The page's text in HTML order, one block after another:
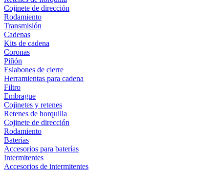
Cojinete de dirección
Rodamiento
Transmisión
Cadenas
Kits de cadena
Coronas
Piñón
Eslabones de cierre
Herramientas para cadena
Filtro
Embrague
Cojinetes y retenes
Retenes de horquilla
Cojinete de dirección
Rodamiento
Baterías
Accesorios para baterías
Intermitentes
Accesorios de intermitentes